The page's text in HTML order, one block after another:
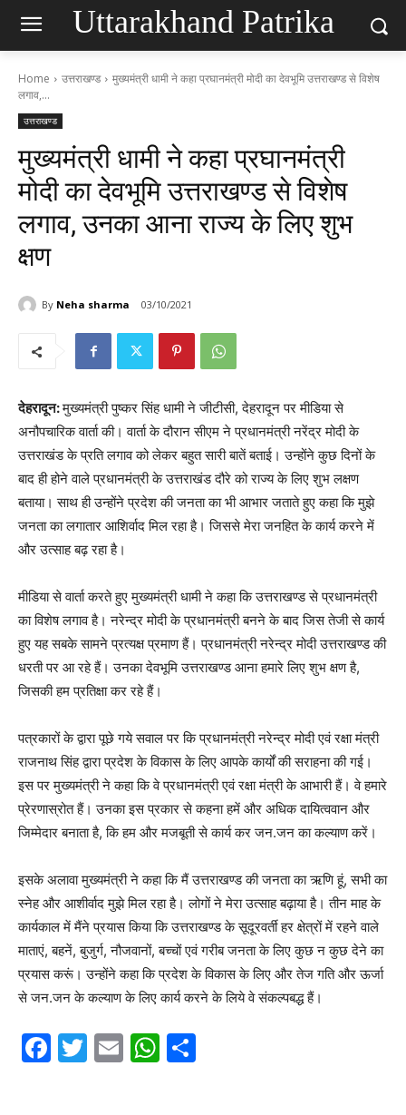
Uttarakhand Patrika
Home उत्तराखण्ड
मुख्यमंत्री धामी ने कहा प्रघानमंत्री मोदी का देवभूमि उत्तराखण्ड से विशेष
लगाव,...
उत्तराखण्ड
मुख्यमंत्री धामी ने कहा प्रघानमंत्री
मोदी का देवभूमि उत्तराखण्ड से विशेष
लगाव, उनका आना राज्य के लिए शुभ
क्षण
By Neha sharma 03/10/2021
देहरादून:मुख्यमंत्री पुष्कर सिंह धामी ने जीटीसी, देहरादून पर मीडिया से
अनौपचारिक वार्ता की। वार्ता के दौरान सीएम ने प्रधानमंत्री नरेंद्र मोदी के
उत्तराखंड के प्रति लगाव को लेकर बहुत सारी बातें बताई। उन्होंने कुछ दिनों के
बाद ही होने वाले प्रधानमंत्री के उत्तराखंड दौरे को राज्य के लिए शुभ लक्षण
बताया। साथ ही उन्होंने प्रदेश की जनता का भी आभार जताते हुए कहा कि मुझे
जनता का लगातार आशिर्वाद मिल रहा है। जिससे मेरा जनहित के कार्य करने में
और उत्साह बढ़ रहा है।
मीडिया से वार्ता करते हुए मुख्यमंत्री धामी ने कहा कि उत्तराखण्ड से प्रधानमंत्री
का विशेष लगाव है। नरेन्द्र मोदी के प्रधानमंत्री बनने के बाद जिस तेजी से कार्य
हुए यह सबके सामने प्रत्यक्ष प्रमाण हैं। प्रधानमंत्री नरेन्द्र मोदी उत्तराखण्ड की
धरती पर आ रहे हैं। उनका देवभूमि उत्तराखण्ड आना हमारे लिए शुभ क्षण है,
जिसकी हम प्रतिक्षा कर रहे हैं।
पत्रकारों के द्वारा पूछे गये सवाल पर कि प्रधानमंत्री नरेन्द्र मोदी एवं रक्षा मंत्री
राजनाथ सिंह द्वारा प्रदेश के विकास के लिए आपके कार्यों की सराहना की गई।
इस पर मुख्यमंत्री ने कहा कि वे प्रधानमंत्री एवं रक्षा मंत्री के आभारी हैं। वे हमारे
प्रेरणास्रोत हैं। उनका इस प्रकार से कहना हमें और अधिक दायित्ववान और
जिम्मेदार बनाता है, कि हम और मजबूती से कार्य कर जन.जन का कल्याण करें।
इसके अलावा मुख्यमंत्री ने कहा कि मैं उत्तराखण्ड की जनता का ऋणि हूं, सभी का
स्नेह और आशीर्वाद मुझे मिल रहा है। लोगों ने मेरा उत्साह बढ़ाया है। तीन माह के
कार्यकाल में मैंने प्रयास किया कि उत्तराखण्ड के सूदूरवर्ती हर क्षेत्रों में रहने वाले
माताएं, बहनें, बुजुर्ग, नौजवानों, बच्चों एवं गरीब जनता के लिए कुछ न कुछ देने का
प्रयास करूं। उन्होंने कहा कि प्रदेश के विकास के लिए और तेज गति और ऊर्जा
से जन.जन के कल्याण के लिए कार्य करने के लिये वे संकल्पबद्ध हैं।
F
T
E
W